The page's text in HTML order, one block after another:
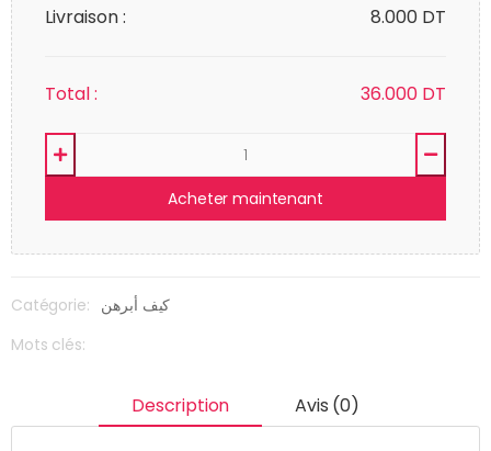
Livraison : 8.000 DT
Total : 36.000 DT
Acheter maintenant
Catégorie: كيف أبرهن
Mots clés:
Description Avis (0)